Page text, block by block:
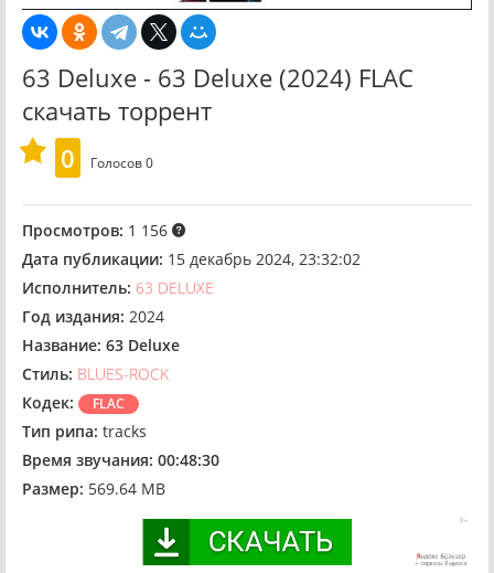
63 Deluxe - 63 Deluxe (2024) FLAC
скачать торрент
0
Голосов0
Просмотров: 1 156
Дата публикации: 15 декабрь 2024, 23:32:02
Исполнитель: 63 DELUXE
Год издания: 2024
Название: 63 Deluxe
Стиль: BLUES-ROCK
Кодек:
FLAC
Тип рипа: tracks
Время звучания: 00:48:30
Размер: 569.64 MB